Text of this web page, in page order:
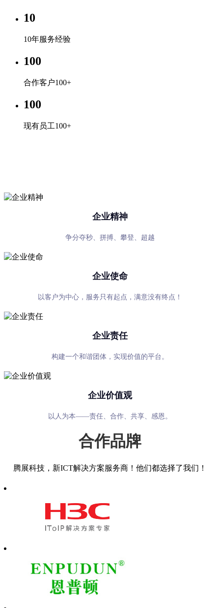
10
10年服务经验
100
合作客户100+
100
现有员工100+
企业精神
争分夺秒、拼搏、攀登、超越
企业使命
以客户为中心，服务只有起点，满意没有终点！
企业责任
构建一个和谐团体，实现价值的平台。
企业价值观
以人为本——责任、合作、共享、感恩。
合作品牌
腾展科技，新ICT解决方案服务商！他们都选择了我们！